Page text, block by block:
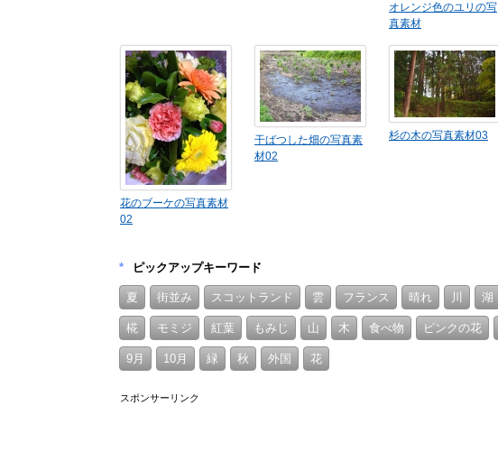
オレンジ色のユリの写
真素材
花のブーケの写真素材
02
干ばつした畑の写真素
材02
杉の木の写真素材03
* ピックアップキーワード
夏 街並み スコットランド 雲 フランス 晴れ 川 湖
椛 モミジ 紅葉 もみじ 山 木 食べ物 ピンクの花
9月 10月 緑 秋 外国 花
スポンサーリンク